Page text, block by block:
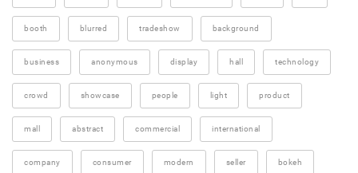
booth blurred tradeshow background
business anonymous display hall technology
crowd showcase people light product
mall abstract commercial international
company consumer modern seller bokeh